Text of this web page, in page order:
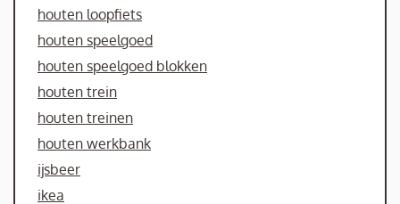
houten loopfiets
houten speelgoed
houten speelgoed blokken
houten trein
houten treinen
houten werkbank
ijsbeer
ikea